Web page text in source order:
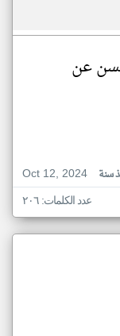
عن
Oct 12, 2024
سنة
عدد الكلمات: ٢٠٦